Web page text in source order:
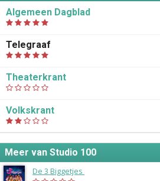
Algemeen Dagblad
Telegraaf
Theaterkrant
Volkskrant
Meer van Studio 100
De 3 Biggetjes